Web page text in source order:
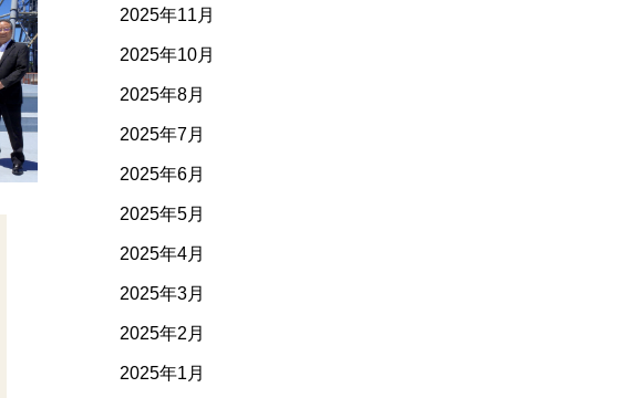
2025年11月
2025年10月
2025年8月
2025年7月
2025年6月
2025年5月
2025年4月
2025年3月
2025年2月
2025年1月